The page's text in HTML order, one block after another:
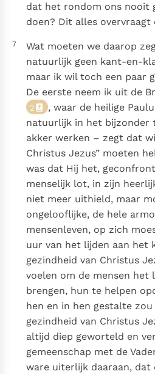
dat het rondom ons nooit
doen? Dit alles overvraagt
7
Wat moeten we daarop
natuurlijk geen kant-en-
maar ik wil toch een paar
De eerste neem ik uit de
2
, waar de heilige
natuurlijk in het bijzonder
akker werken – zegt dat
Christus Jezus” moeten
was dat Hij het,
menselijk lot, in zijn
niet meer uithield, maar
ongelooflijke, de hele
mensenleven, op zich
uur van het lijden aan het
gezindheid van Christus
voelen om de mensen het
brengen, hun te helpen
hen en in hen gestalte zou
gezindheid van Christus
altijd diep geworteld en
gemeenschap met de
ware uiterlijk daaraan, dat